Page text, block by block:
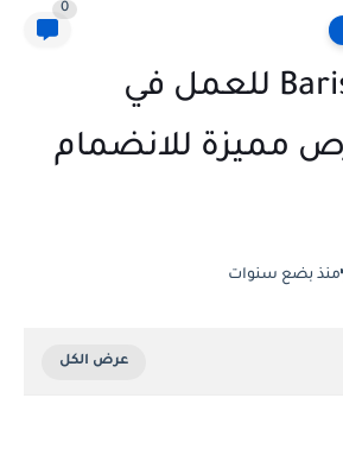
0
مطلوب Barista للعمل في
مميزة للانضمام
منذ بضع سنوات